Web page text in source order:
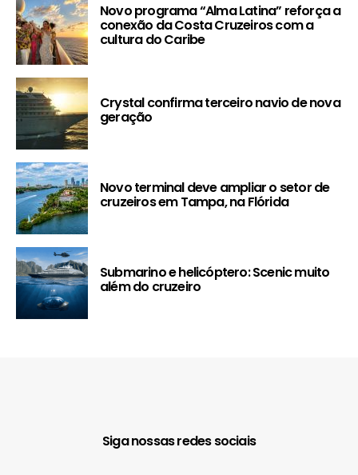
Novo programa “Alma Latina” reforça a
conexão da Costa Cruzeiros com a
cultura do Caribe
Crystal confirma terceiro navio de nova
geração
Novo terminal deve ampliar o setor de
cruzeiros em Tampa, na Flórida
Submarino e helicóptero: Scenic muito
além do cruzeiro
Siga nossas redes sociais